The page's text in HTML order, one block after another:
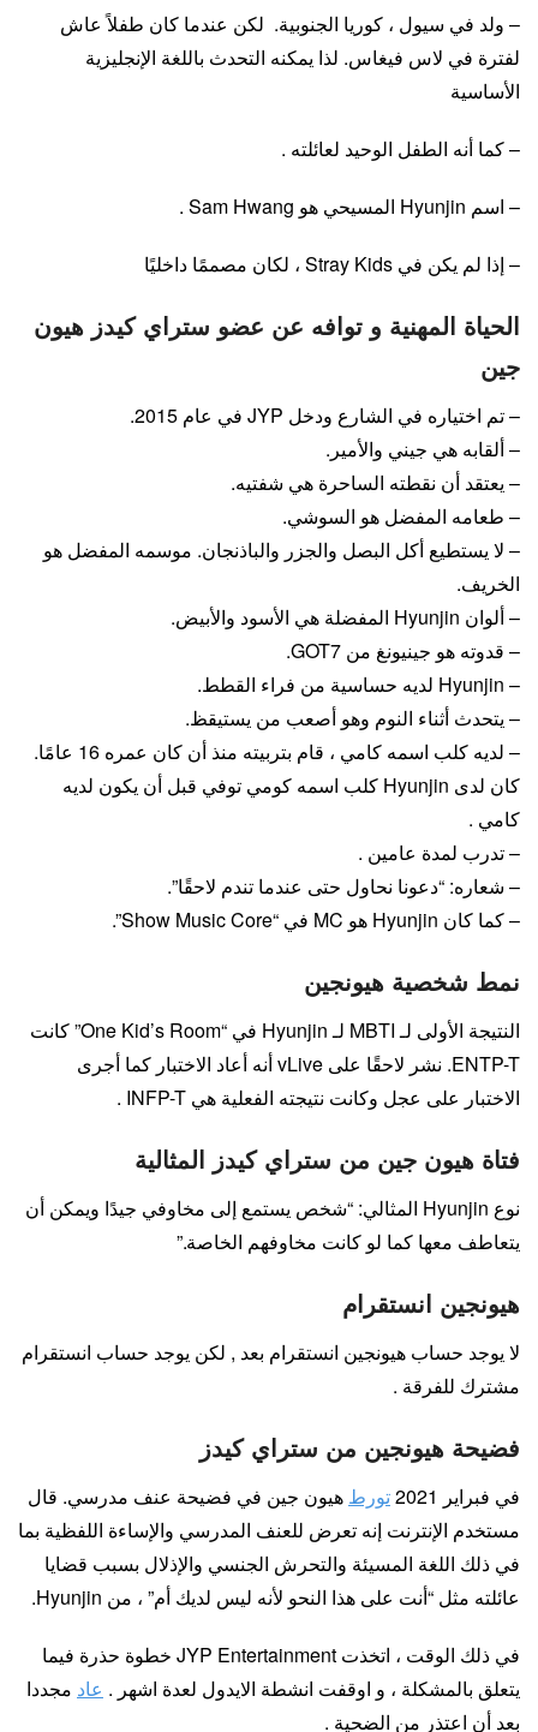
– ولد في سيول ، كوريا الجنوبية. لكن عندما كان طفلاً عاش
لفترة في لاس فيغاس. لذا يمكنه التحدث باللغة الإنجليزية
الأساسية
– كما أنه الطفل الوحيد لعائلته .
– اسم Hyunjin المسيحي هو Sam Hwang .
– إذا لم يكن في Stray Kids ، لكان مصممًا داخليًا
الحياة المهنية و توافه عن عضو ستراي كيدز هيون
جين
– تم اختياره في الشارع ودخل JYP في عام 2015.
– ألقابه هي جيني والأمير.
– يعتقد أن نقطته الساحرة هي شفتيه.
– طعامه المفضل هو السوشي.
– لا يستطيع أكل البصل والجزر والباذنجان. موسمه المفضل هو
الخريف.
– ألوان Hyunjin المفضلة هي الأسود والأبيض.
– قدوته هو جينيونغ من GOT7.
– Hyunjin لديه حساسية من فراء القطط.
– يتحدث أثناء النوم وهو أصعب من يستيقظ.
– لديه كلب اسمه كامي ، قام بتربيته منذ أن كان عمره 16 عامًا.
كان لدى Hyunjin كلب اسمه كومي توفي قبل أن يكون لديه
كامي .
– تدرب لمدة عامين .
– شعاره: “دعونا نحاول حتى عندما تندم لاحقًا”.
– كما كان Hyunjin هو MC في “Show Music Core”.
نمط شخصية هيونجين
النتيجة الأولى لـ MBTI لـ Hyunjin في “One Kid’s Room” كانت
ENTP-T. نشر لاحقًا على vLive أنه أعاد الاختبار كما أجرى
الاختبار على عجل وكانت نتيجته الفعلية هي INFP-T .
فتاة هيون جين من ستراي كيدز المثالية
نوع Hyunjin المثالي: “شخص يستمع إلى مخاوفي جيدًا ويمكن أن
يتعاطف معها كما لو كانت مخاوفهم الخاصة.”
هيونجين انستقرام
لا يوجد حساب هيونجين انستقرام بعد , لكن يوجد حساب انستقرام
مشترك للفرقة .
فضيحة هيونجين من ستراي كيدز
في فبراير 2021 تورط هيون جين في فضيحة عنف مدرسي. قال
مستخدم الإنترنت إنه تعرض للعنف المدرسي والإساءة اللفظية بما
في ذلك اللغة المسيئة والتحرش الجنسي والإذلال بسبب قضايا
عائلته مثل “أنت على هذا النحو لأنه ليس لديك أم” ، من Hyunjin.
في ذلك الوقت ، اتخذت JYP Entertainment خطوة حذرة فيما
يتعلق بالمشكلة ، و اوقفت انشطة الايدول لعدة اشهر . عاد مجددا
بعد أن اعتذر من الضحية .